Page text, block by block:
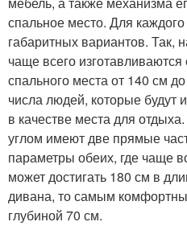
спальное место. Для
габаритных вариантов. Так,
чаще всего
спального места от 140 см
числа людей, которые будут
в качестве места для
углом имеют две прямые
параметры обеих, где чаще
может достигать 180 см в
дивана, то самым
глубиной 70 см.